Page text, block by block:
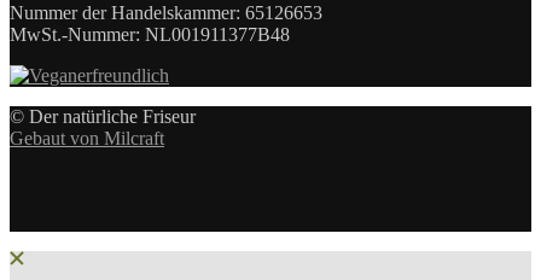
Nummer der Handelskammer: 65126653
MwSt.-Nummer: NL001911377B48
© Der natürliche Friseur
Gebaut von Milcraft